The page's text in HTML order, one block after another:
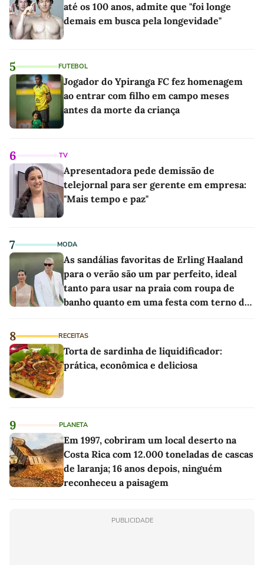
até os 100 anos, admite que "foi longe
demais em busca pela longevidade"
5 FUTEBOL
Jogador do Ypiranga FC fez homenagem
ao entrar com filho em campo meses
antes da morte da criança
6 TV
Apresentadora pede demissão de
telejornal para ser gerente em empresa:
"Mais tempo e paz"
7 MODA
As sandálias favoritas de Erling Haaland
para o verão são um par perfeito, ideal
tanto para usar na praia com roupa de
banho quanto em uma festa com terno de
8 RECEITAS
Torta de sardinha de liquidificador:
prática, econômica e deliciosa
9 PLANETA
Em 1997, cobriram um local deserto na
Costa Rica com 12.000 toneladas de cascas
de laranja; 16 anos depois, ninguém
reconheceu a paisagem
PUBLICIDADE